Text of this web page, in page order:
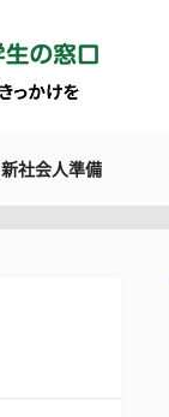
新社会人準備